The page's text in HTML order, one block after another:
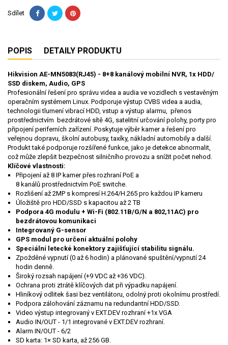
Sdílet
POPIS DETAILY PRODUKTU
Hikvision AE-MN5083(RJ45) - 8+8 kanálový mobilní NVR, 1x HDD/
SSD diskem, Audio, GPS
Profesionální řešení pro správu videa a audia ve vozidlech s vestavěným
operačním systémem Linux. Podporuje výstup CVBS videa a audia,
technologii tlumení vibrací HDD, vstup a výstup alarmu, přenos
prostřednictvím bezdrátové sítě 4G, satelitní určování polohy, porty pro
připojení periferních zařízení. Poskytuje výběr kamer a řešení pro
veřejnou dopravu, školní autobusy, taxíky, nákladní automobily a další.
Produkt také podporuje rozšířené funkce, jako je detekce abnormalit,
což může zlepšit bezpečnost silničního provozu a snížit počet nehod.
Klíčové vlastnosti:
Připojení až 8 IP kamer přes rozhraní PoE a
8 kanálů prostřednictvím PoE switche.
Rozlišení až 2MP s kompresí H.264/H.265 pro každou IP kameru
Úložiště pro HDD/SSD s kapacitou až 2 TB
Podpora 4G modulu + Wi-Fi (802.11B/G/N a 802,11AC) pro
bezdrátovou komunikaci
Integrovaný G-sensor
GPS modul pro určení aktuální polohy
Speciální letecké konektory zajišťující stabilitu signálu.
Zpožděné vypnutí (0 až 6 hodin) a plánované spuštění/vypnutí 24
hodin denně.
Široký rozsah napájení (+9 VDC až +36 VDC).
Ochrana proti ztrátě klíčových dat při výpadku napájení.
Hliníkový odlitek šasi bez ventilátoru, odolný proti okolnímu prostředí.
Podpora zálohování záznamu na redundantní HDD/SSD.
Video výstup integrovaný v EXT.DEV rozhraní +1x VGA
Audio IN/OUT - 1/1 integrované v EXT.DEV rozhraní.
Alarm IN/OUT - 6/2
SD karta: 1× SD karta, až 256 GB.